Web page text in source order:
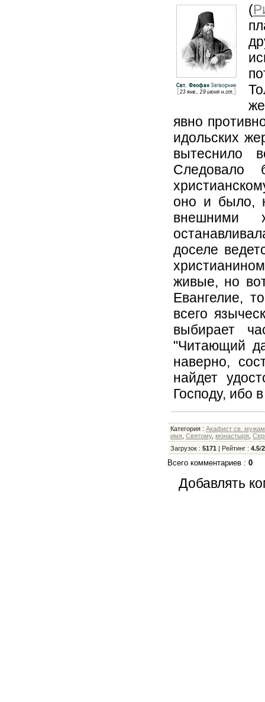
(
явно
идольских
вытеснило
Следовало
оно и было,
внешними
доселе
живые, но
Евангелие,
всего
выбирает
"Читающий
наверно,
найдет
Господу, ибо
Категория :Акафист св. мужам
имя ,Святому,монастыря ,
Загрузок :5171 Рейтинг :4.5/2
Всего комментариев :0
Добавлять